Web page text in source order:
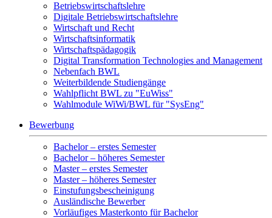
Betriebswirtschaftslehre
Digitale Betriebswirtschaftslehre
Wirtschaft und Recht
Wirtschaftsinformatik
Wirtschaftspädagogik
Digital Transformation Technologies and Management
Nebenfach BWL
Weiterbildende Studiengänge
Wahlpflicht BWL zu "EuWiss"
Wahlmodule WiWi/BWL für "SysEng"
Bewerbung
Bachelor – erstes Semester
Bachelor – höheres Semester
Master – erstes Semester
Master – höheres Semester
Einstufungsbescheinigung
Ausländische Bewerber
Vorläufiges Masterkonto für Bachelor